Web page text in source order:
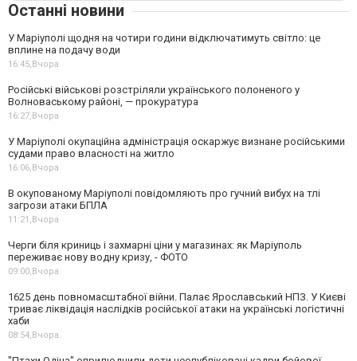
Останні новини
У Маріуполі щодня на чотири години відключатимуть світло: це
вплине на подачу води
16:45,Вчора
Російські військові розстріляли українського полоненого у
Волноваському районі, — прокуратура
16:27,Вчора
У Маріуполі окупаційна адміністрація оскаржує визнане російськими
судами право власності на житло
16:06,Вчора
В окупованому Маріуполі повідомляють про гучний вибух на тлі
загрози атаки БПЛА
11:21,Вчора
Черги біля криниць і захмарні ціни у магазинах: як Маріуполь
переживає нову водну кризу, - ФОТО
09:00,Вчора
1625 день повномасштабної війни. Палає Ярославський НПЗ. У Києві
триває ліквідація наслідків російської атаки на українські логістичні
хаби
08:54,Вчора